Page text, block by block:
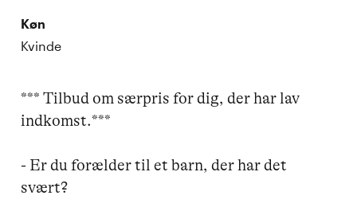
Køn
Kvinde
*** Tilbud om særpris for dig, der har lav
indkomst.***
- Er du forælder til et barn, der har det
svært?